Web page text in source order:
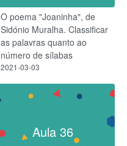
O poema "Joaninha", de
Sidónio Muralha. Classificar
as palavras quanto ao
número de sílabas
2021-03-03
Aula 36